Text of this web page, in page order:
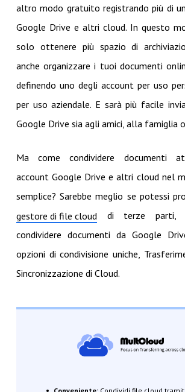
altro modo gratuito registrando più di
Google Drive e altri cloud. In questo
solo ottenere più spazio di
anche organizzare i tuoi documenti
definendo uno degli account per uso
per uso aziendale. E sarà più facile
Google Drive sia agli amici, alla famiglia
Ma come condividere documenti
account Google Drive e altri cloud nel
semplice? Sarebbe meglio se potessi
gestore di file cloud di terze parti,
condividere documenti da Google
opzioni di condivisione uniche,
Sincronizzazione di Cloud.